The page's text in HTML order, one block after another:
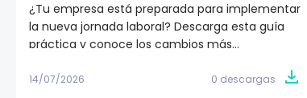
¿Tu empresa está preparada para implementar
la nueva jornada laboral? Descarga esta guía
práctica y conoce los cambios más
calendario de implementación y las acciones
14/07/2026 0 descargas